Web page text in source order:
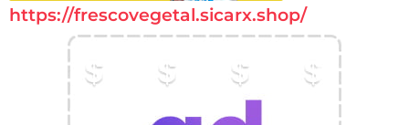
https://frescovegetal.sicarx.shop/